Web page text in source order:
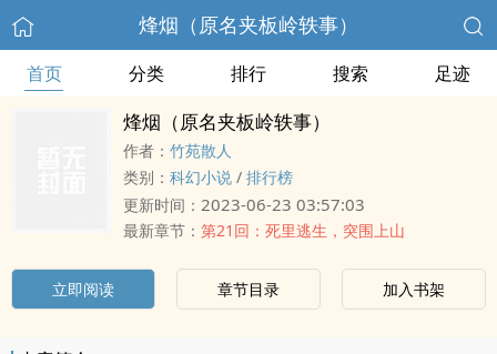
烽烟（原名夹板岭轶事）
首页 分类 排行 搜索 足迹
烽烟（原名夹板岭轶事）
作者： 竹苑散人
类别： 科幻小说 / 排行榜
更新时间： 2023-06-23 03:57:03
最新章节： 第21回：死里逃生，突围上山
立即阅读 章节目录 加入书架